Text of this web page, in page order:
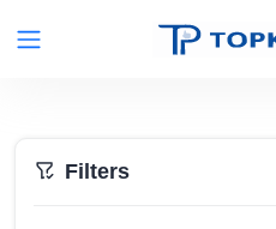
Filters